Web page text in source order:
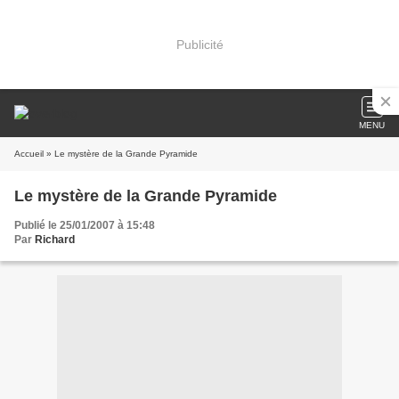
Publicité
MENU
Accueil » Le mystère de la Grande Pyramide
Le mystère de la Grande Pyramide
Publié le 25/01/2007 à 15:48
Par Richard